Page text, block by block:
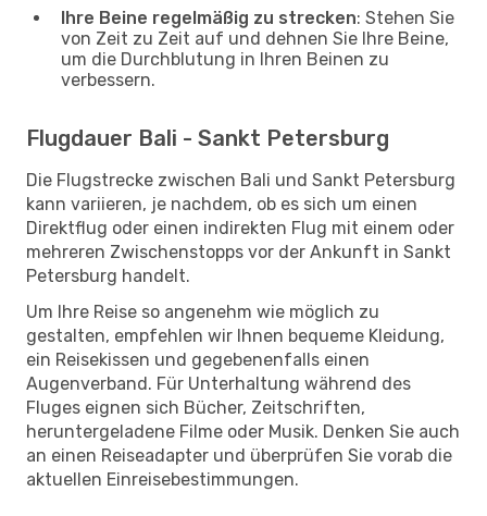
Ihre Beine regelmäßig zu strecken: Stehen Sie
von Zeit zu Zeit auf und dehnen Sie Ihre Beine,
um die Durchblutung in Ihren Beinen zu
verbessern.
Flugdauer Bali - Sankt Petersburg
Die Flugstrecke zwischen Bali und Sankt Petersburg
kann variieren, je nachdem, ob es sich um einen
Direktflug oder einen indirekten Flug mit einem oder
mehreren Zwischenstopps vor der Ankunft in Sankt
Petersburg handelt.
Um Ihre Reise so angenehm wie möglich zu
gestalten, empfehlen wir Ihnen bequeme Kleidung,
ein Reisekissen und gegebenenfalls einen
Augenverband. Für Unterhaltung während des
Fluges eignen sich Bücher, Zeitschriften,
heruntergeladene Filme oder Musik. Denken Sie auch
an einen Reiseadapter und überprüfen Sie vorab die
aktuellen Einreisebestimmungen.